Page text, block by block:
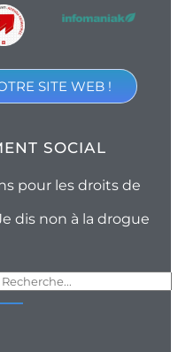
SITE WEB !
SOCIAL
pour les droits de
dis non à la drogue